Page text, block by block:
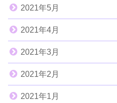
2021年5月
2021年4月
2021年3月
2021年2月
2021年1月